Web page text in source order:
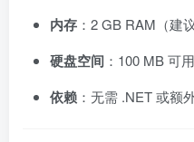
内存 ：2 GB RAM（建
硬盘空间 ：100 MB 可
依赖 ：无需 .NET 或额